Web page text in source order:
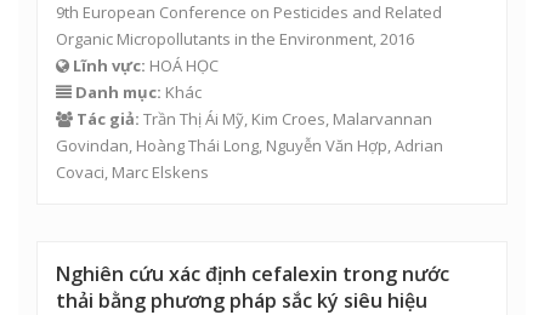
9th European Conference on Pesticides and Related
Organic Micropollutants in the Environment, 2016
Lĩnh vực: HOÁ HỌC
Danh mục: Khác
Tác giả: Trần Thị Ái Mỹ, Kim Croes, Malarvannan
Govindan, Hoàng Thái Long, Nguyễn Văn Hợp, Adrian
Covaci, Marc Elskens
Nghiên cứu xác định cefalexin trong nước
thải bằng phương pháp sắc ký siêu hiệu